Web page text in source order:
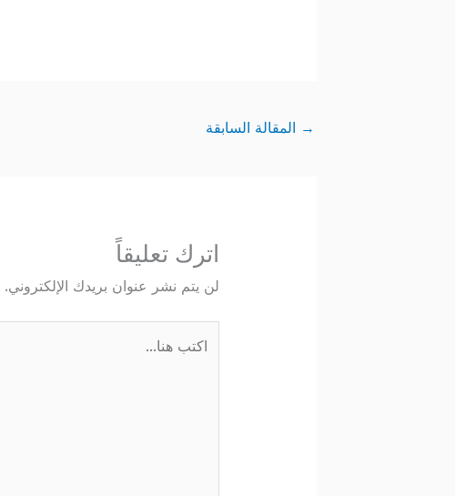
→ المقالة السابقة
اترك تعليقاً
لن يتم نشر عنوان بريدك الإلكتروني.